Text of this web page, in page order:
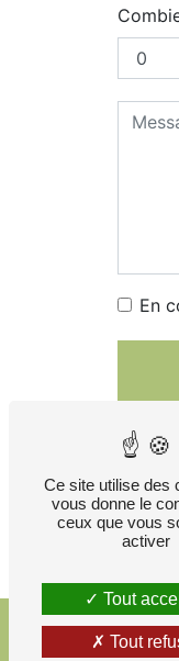
En
** Les
sous-
15400
prise
Ce site utilise des
vous donne le
ceux que vous
activer
Tout
Tout